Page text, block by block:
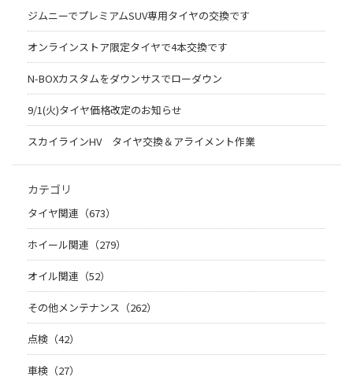
ジムニーでプレミアムSUV専用タイヤの交換です
オンラインストア限定タイヤで4本交換です
N-BOXカスタムをダウンサスでローダウン
9/1(火)タイヤ価格改定のお知らせ
スカイラインHV タイヤ交換＆アライメント作業
カテゴリ
タイヤ関連（673）
ホイール関連（279）
オイル関連（52）
その他メンテナンス（262）
点検（42）
車検（27）